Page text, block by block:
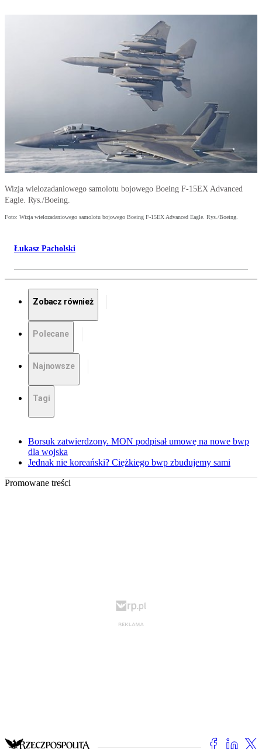
Wizja wielozadaniowego samolotu bojowego Boeing F-15EX Advanced
Eagle. Rys./Boeing.
Foto: Wizja wielozadaniowego samolotu bojowego Boeing F-15EX Advanced Eagle. Rys./Boeing.
Łukasz Pacholski
Zobacz również
Polecane
Najnowsze
Tagi
Borsuk zatwierdzony. MON podpisał umowę na nowe bwp
dla wojska
Jednak nie koreański? Ciężkiego bwp zbudujemy sami
Promowane treści